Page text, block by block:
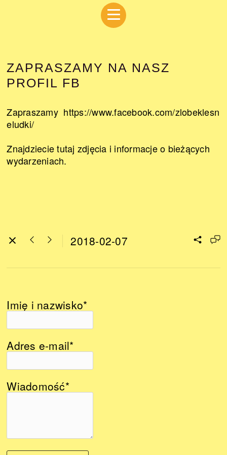
ZAPRASZAMY NA NASZ
PROFIL FB
Zapraszamy https://www.facebook.com/zlobeklesn
eludki/
Znajdziecie tutaj zdjęcia i informacje o bieżących
wydarzeniach.
2018-02-07
Imię i nazwisko*
Adres e-mail*
Wiadomość*